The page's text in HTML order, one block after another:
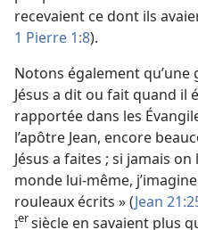
recevaient ce dont ils
1 Pierre 1:8).
Notons également
Jésus a dit ou fait quand il
rapportée dans les
l’apôtre Jean, encore
Jésus a faites ; si jamais
monde lui-même,
rouleaux écrits » (Jean
Iersiècle en savaient plus